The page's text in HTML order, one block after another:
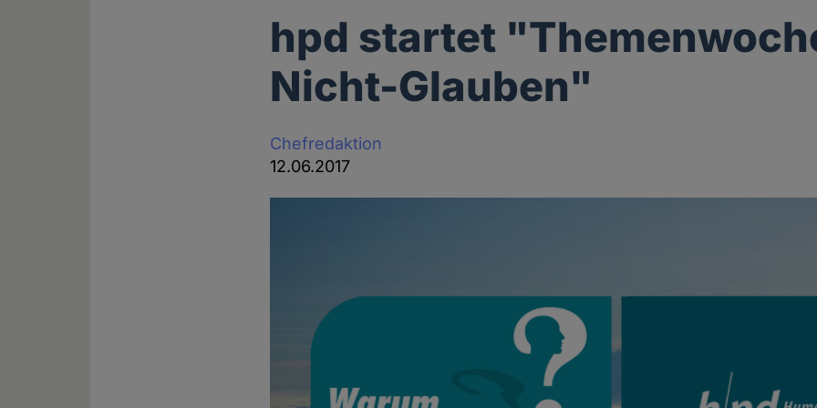
hpd startet
Nicht-Glauben"
Chefredaktion
12.06.2017